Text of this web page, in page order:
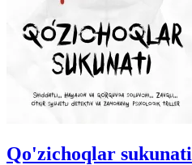
Qo'zichoqlar sukunati